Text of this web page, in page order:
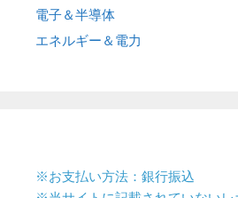
電子＆半導体
エネルギー＆電力
※お支払い方法：銀行振込